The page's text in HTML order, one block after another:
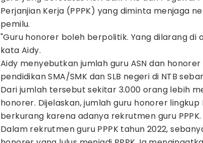
Perjanjian Kerja (PPPK) yang diminta menjaga
pemilu.
"Guru honorer boleh berpolitik. Yang dilarang di
kata Aidy.
Aidy menyebutkan jumlah guru ASN dan
pendidikan SMA/SMK dan SLB negeri di NTB
Dari jumlah tersebut sekitar 3.000 orang lebih
honorer. Dijelaskan, jumlah guru honorer lingkup
berkurang karena adanya rekrutmen guru PPPK.
Dalam rekrutmen guru PPPK tahun 2022,